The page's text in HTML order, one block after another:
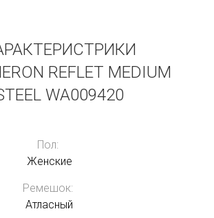
REFLET MEDIUM
WA009420
Пол:
Женские
Ремешок:
Атласный